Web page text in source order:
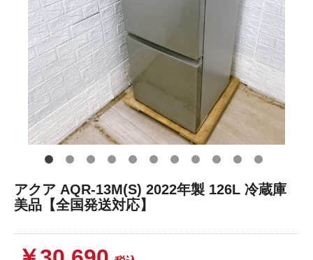
アクア AQR-13M(S) 2022年製 126L 冷蔵庫
美品【全国発送対応】